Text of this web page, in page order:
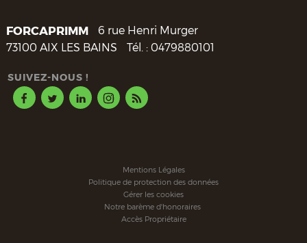
FORCAPRIMM
6 rue Henri Murger
73100 AIX LES BAINS Tél. : 0479880101
SUIVEZ-NOUS !
Mentions Légales
Politique de protection des données
Gérer les cookies
Notre barème d'honoraires
Accès Propriétaire